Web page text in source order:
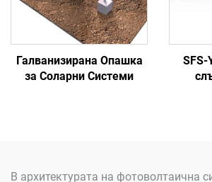
Галванизирана Опашка
за Соларни Системи
SFS-
В архитектурата на фотоволтаична